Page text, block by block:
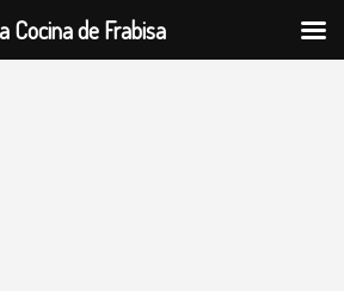
Cocina de Frabisa